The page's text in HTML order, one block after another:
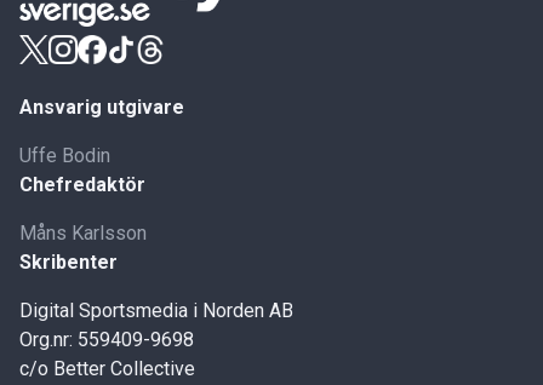
Ansvarig utgivare
Uffe Bodin
Chefredaktör
Måns Karlsson
Skribenter
Digital Sportsmedia i Norden AB
Org.nr: 559409-9698
c/o Better Collective